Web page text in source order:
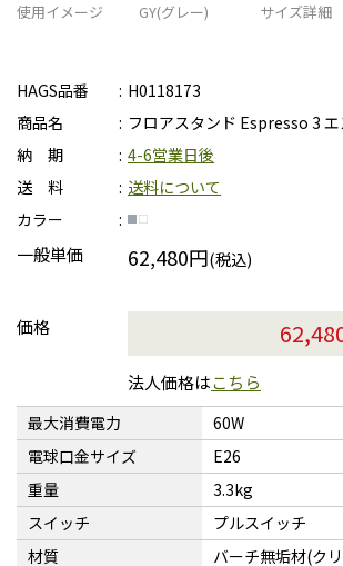
使用イメージ GY(グレー) サイズ詳細
HAGS品番
H0118173
商品名
フロアスタンド Espresso 3
納 期
4-6営業日後
送 料
送料について
カラー
一般単価 62,480円(税込)
価格
法人価格はこちら
最大消費電力
60W
電球口金サイズ
E26
重量
3.3kg
スイッチ
プルスイッチ
材質
バーチ無垢材(ク